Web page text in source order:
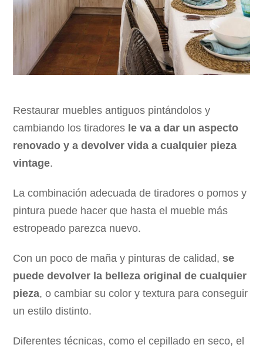
Restaurar muebles antiguos pintándolos y
cambiando los tiradores le va a dar un aspecto
renovado y a devolver vida a cualquier pieza
vintage.
La combinación adecuada de tiradores o pomos y
pintura puede hacer que hasta el mueble más
estropeado parezca nuevo.
Con un poco de maña y pinturas de calidad, se
puede devolver la belleza original de cualquier
pieza, o cambiar su color y textura para conseguir
un estilo distinto.
Diferentes técnicas, como el cepillado en seco, el